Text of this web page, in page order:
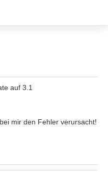
auf 3.1
mir den Fehler verursacht!